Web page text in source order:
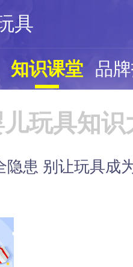
具
知识课堂 品
玩具知识
隐患 别让玩具成